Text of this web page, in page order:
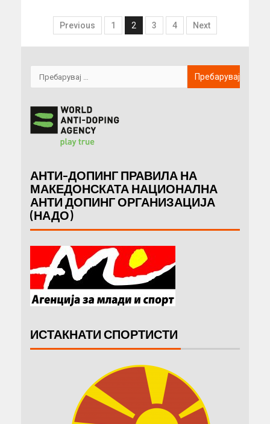
Previous 1 2 3 4 Next
АНТИ-ДОПИНГ ПРАВИЛА НА
МАКЕДОНСКАТА НАЦИОНАЛНА
АНТИ ДОПИНГ ОРГАНИЗАЦИЈА
(НАДО)
ИСТАКНАТИ СПОРТИСТИ